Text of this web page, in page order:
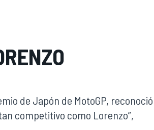
de Japón de MotoGP, reconoció
competitivo como Lorenzo”,